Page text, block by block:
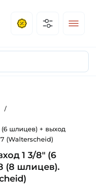
/
шлицев) + выход
(Walterscheid)
1 3/8" (6
(8 шлицев).